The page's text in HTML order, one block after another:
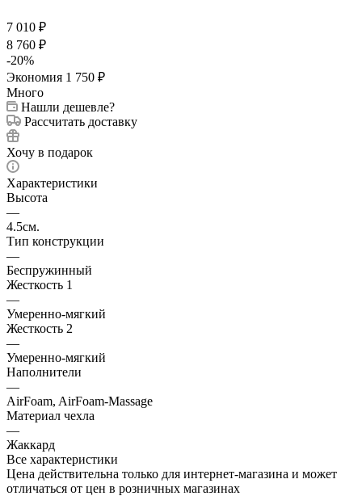
7 010 ₽
8 760 ₽
-20%
Экономия 1 750 ₽
Много
Нашли дешевле?
Рассчитать доставку
Хочу в подарок
Характеристики
Высота
—
4.5см.
Тип конструкции
—
Беспружинный
Жесткость 1
—
Умеренно-мягкий
Жесткость 2
—
Умеренно-мягкий
Наполнители
—
AirFoam, AirFoam-Massage
Материал чехла
—
Жаккард
Все характеристики
Цена действительна только для интернет-магазина и может
отличаться от цен в розничных магазинах